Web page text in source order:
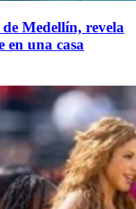
Medellín, revela
una casa